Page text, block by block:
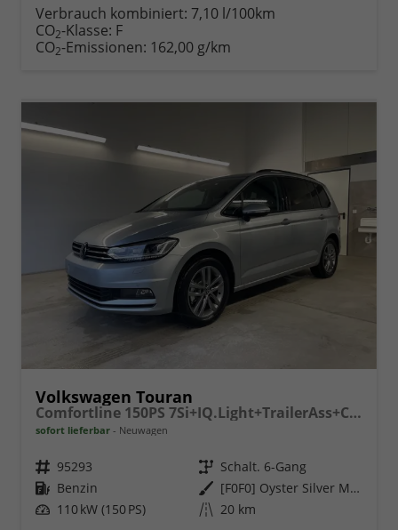
anfordern
Datei,
Verbrauch kombiniert: 7,10 l/100km
CO2-Klasse: F
CO2-Emissionen: 162,00 g/km
Volkswagen Touran
Comfortline 150PS 7Si+IQ.Light+TrailerAss+Cam+Navi+Kamera+Alarm+Kessy+App-Connect
sofort lieferbar Neuwagen
Fahrzeugnr. 95293 Getriebe Schalt. 6-Gang
Kraftstoff Benzin Außenfarbe
[F0F0] Oyster Silver Metallic
Leistung 110 kW (150 PS) Kilometerstand 20 km